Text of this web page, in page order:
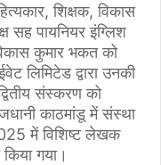
शिक्षक, विकास
पायनियर इंग्लिश
कुमार भकत को
लिमिटेड द्वारा उनकी
संस्करण को
काठमांडू में संस्था
में विशिष्ट लेखक
गया।